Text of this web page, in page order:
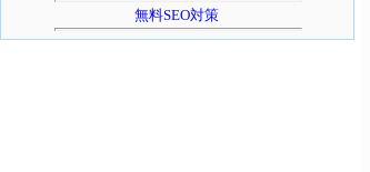
無料SEO対策